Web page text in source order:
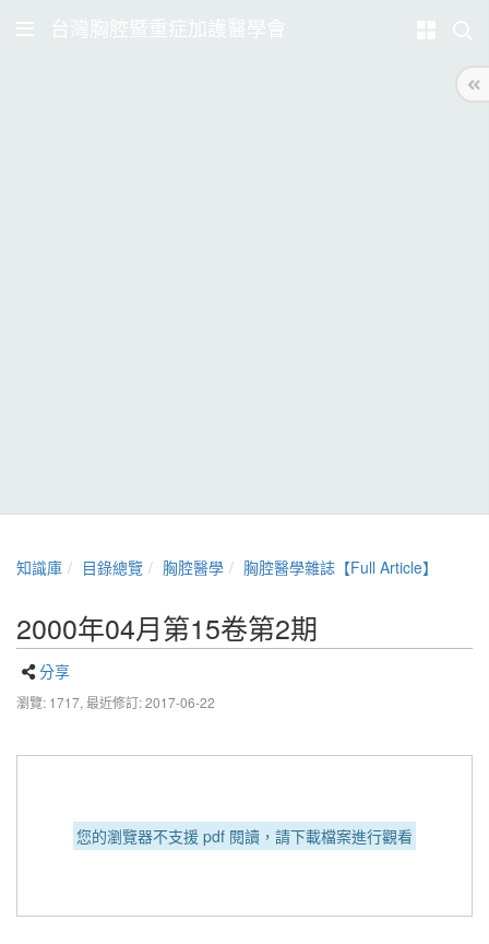
台灣胸腔暨重症加護醫學會
知識庫 目錄總覽 胸腔醫學 胸腔醫學雜誌【Full Article】
2000年04月第15卷第2期
分享
瀏覽: 1717, 最近修訂: 2017-06-22
您的瀏覽器不支援 pdf 閱讀，請下載檔案進行觀看